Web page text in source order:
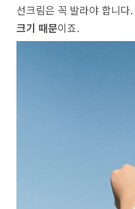
선크림은 꼭 발라야 합니다.
크기 때문이죠.